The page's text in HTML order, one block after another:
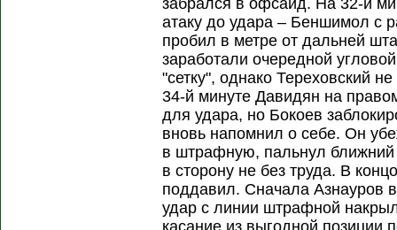
забрался в офсайд. На 32-й
атаку до удара – Беншимол с
пробил в метре от дальней
заработали очередной
"сетку", однако Тереховский
34-й минуте Давидян на
для удара, но Бокоев
вновь напомнил о себе. Он
в штрафную, пальнул ближний
в сторону не без труда. В
поддавил. Сначала Азнауров
удар с линии штрафной
касание из выгодной позиции